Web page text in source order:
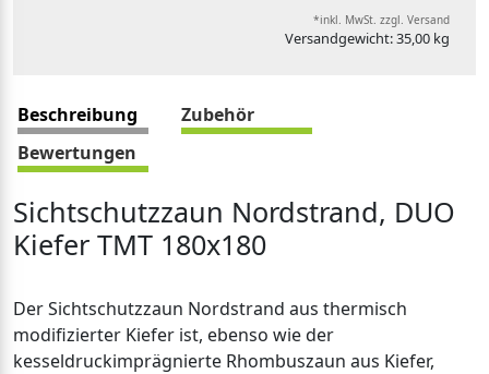
*inkl. MwSt. zzgl. Versand
Versandgewicht: 35,00 kg
Beschreibung
Zubehör
Bewertungen
Sichtschutzzaun Nordstrand, DUO
Kiefer TMT 180x180
Der Sichtschutzzaun Nordstrand aus thermisch
modifizierter Kiefer ist, ebenso wie der
kesseldruckimprägnierte Rhombuszaun aus Kiefer,